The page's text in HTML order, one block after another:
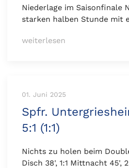
Niederlage im Saisonfinale
starken halben Stunde mit
weiterlesen
01. Juni 2025
Spfr.
5:1 (1:1)
Nichts zu holen beim
Disch 38', 1:1 Mittnacht 45',